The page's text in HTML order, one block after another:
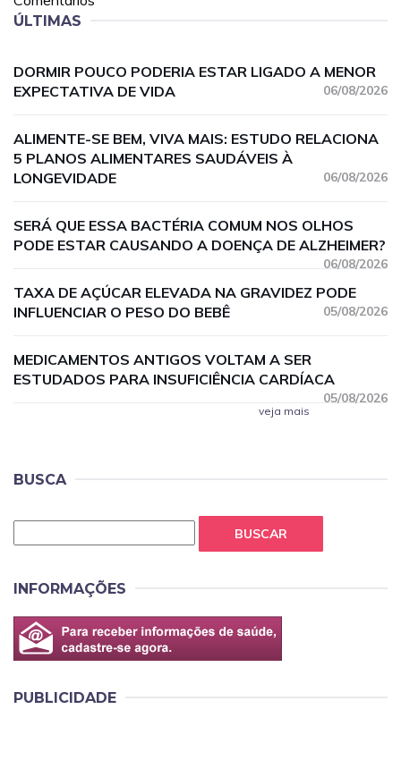
ÚLTIMAS
DORMIR POUCO PODERIA ESTAR LIGADO A MENOR
EXPECTATIVA DE VIDA
06/08/2026
ALIMENTE-SE BEM, VIVA MAIS: ESTUDO RELACIONA
5 PLANOS ALIMENTARES SAUDÁVEIS À
LONGEVIDADE
06/08/2026
SERÁ QUE ESSA BACTÉRIA COMUM NOS OLHOS
PODE ESTAR CAUSANDO A DOENÇA DE ALZHEIMER?
06/08/2026
TAXA DE AÇÚCAR ELEVADA NA GRAVIDEZ PODE
INFLUENCIAR O PESO DO BEBÊ
05/08/2026
MEDICAMENTOS ANTIGOS VOLTAM A SER
ESTUDADOS PARA INSUFICIÊNCIA CARDÍACA
05/08/2026
veja mais
BUSCA
BUSCAR
INFORMAÇÕES
PUBLICIDADE